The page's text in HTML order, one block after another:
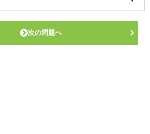
次の問題へ